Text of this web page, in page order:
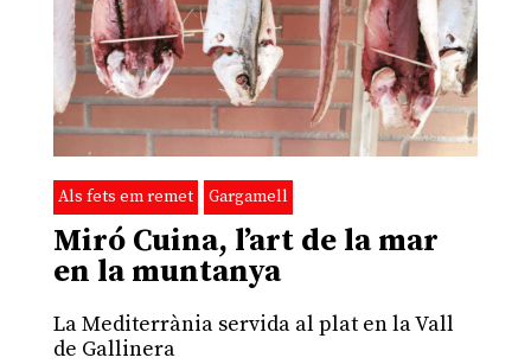
Als fets em remet Gargamell
Miró Cuina, l’art de la mar
en la muntanya
La Mediterrània servida al plat en la Vall
de Gallinera